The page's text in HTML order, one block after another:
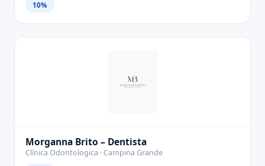
10%
Morganna Brito – Dentista
Clínica Odontologica · Campina Grande